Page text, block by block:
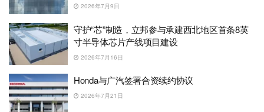
2026年7月9日
守护“芯”制造，立邦参与承建西北地区首条8英
寸半导体芯片产线项目建设
2026年7月16日
Honda与广汽签署合资续约协议
2026年7月21日